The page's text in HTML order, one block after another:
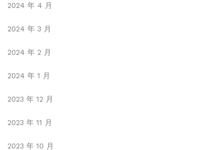
2024 年 4 月
2024 年 3 月
2024 年 2 月
2024 年 1 月
2023 年 12 月
2023 年 11 月
2023 年 10 月